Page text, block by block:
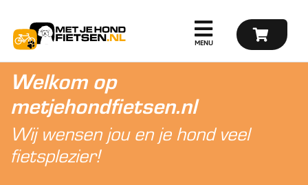
Welkom op
metjehondfietsen.nl
Wij wensen jou en je hond veel
fietsplezier!